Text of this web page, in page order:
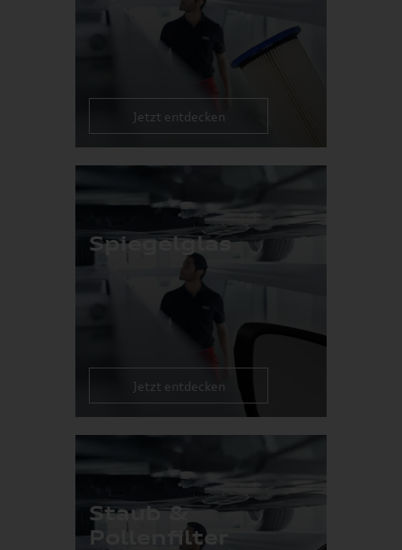
Jetzt entdecken
Spiegelglas
Jetzt entdecken
Staub &
Pollenfilter